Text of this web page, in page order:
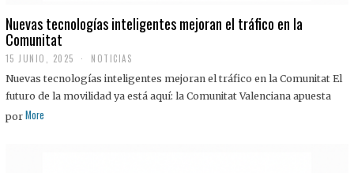
Nuevas tecnologías inteligentes mejoran el tráfico en la
Comunitat
15 JUNIO, 2025 NOTICIAS
Nuevas tecnologías inteligentes mejoran el tráfico en la Comunitat El
futuro de la movilidad ya está aquí: la Comunitat Valenciana apuesta
por More